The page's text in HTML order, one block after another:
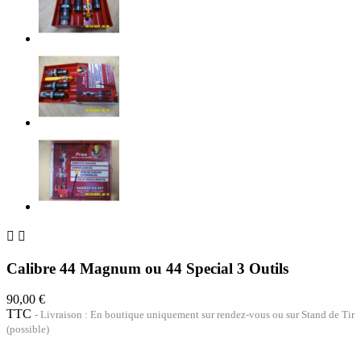
 
Calibre 44 Magnum ou 44 Special 3 Outils
90,00 €
TTC
Livraison : En boutique uniquement sur rendez-vous ou sur Stand de Tir
(possible)